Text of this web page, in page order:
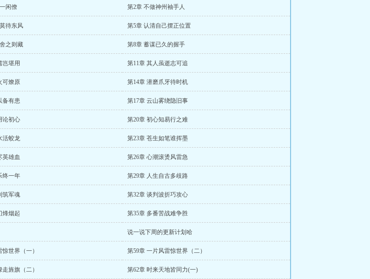
闲僚 第2章 不做神州袖手人
待东风 第5章 认清自己摆正位置
之则藏 第8章 蓄谋已久的握手
岂堪用 第11章 其人虽逝志可追
可燎原 第14章 潜磨爪牙待时机
备有患 第17章 云山雾绕隐旧事
论初心 第20章 初心知易行之难
活蛟龙 第23章 苍生如笔谁挥墨
英雄血 第26章 心潮滚烫风雷急
终一年 第29章 人生自古多歧路
筑军魂 第32章 谈判波折巧攻心
烽烟起 第35章 多番苦战难争胜
说一说下周的更新计划哈
世界（一） 第59章 一片风雷惊世界（二）
旌旗（二） 第62章 时来天地皆同力(一)